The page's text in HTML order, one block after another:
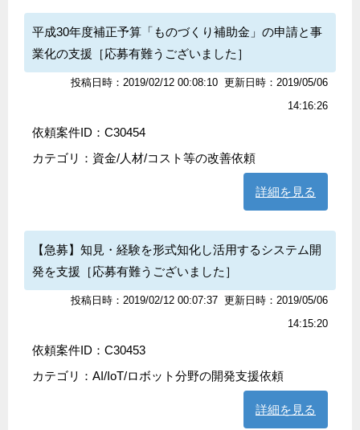
平成30年度補正予算「ものづくり補助金」の申請と事
業化の支援［応募有難うございました］
投稿日時：2019/02/12 00:08:10 更新日時：2019/05/06
14:16:26
依頼案件ID：C30454
カテゴリ： 資金/人材/コスト等の改善依頼
詳細を見る
【急募】知見・経験を形式知化し活用するシステム開
発を支援［応募有難うございました］
投稿日時：2019/02/12 00:07:37 更新日時：2019/05/06
14:15:20
依頼案件ID：C30453
カテゴリ： AI/IoT/ロボット分野の開発支援依頼
詳細を見る